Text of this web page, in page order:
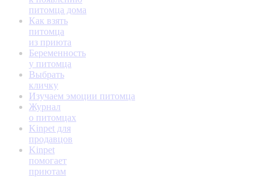
питомца дома
Как взять
питомца
из приюта
Беременность
у питомца
Выбрать
кличку
Изучаем эмоции питомца
Журнал
о питомцах
Kinpet для
продавцов
Kinpet
помогает
приютам